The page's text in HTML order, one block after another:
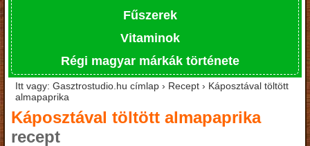
Fűszerek
Vitaminok
Régi magyar márkák története
Itt vagy: Gasztrostudio.hu címlap › Recept › Káposztával töltött
almapaprika
Káposztával töltött almapaprika
recept